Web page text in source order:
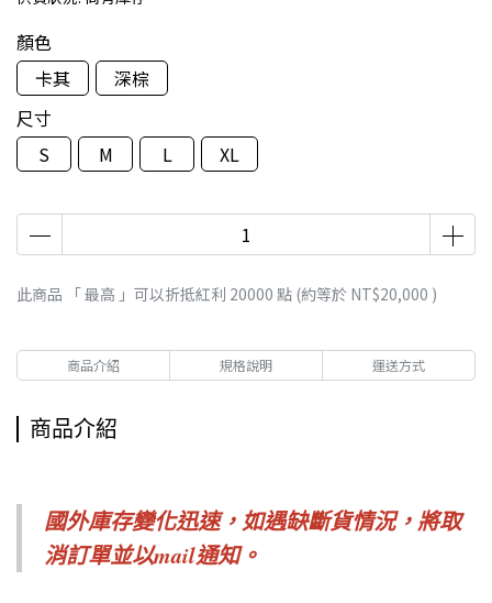
顏色
卡其
深棕
尺寸
S
M L XL
此商品 「 最高 」可以折抵紅利 20000 點 (約等於 NT$20,000 )
商品介紹 規格說明 運送方式
商品介紹
國外庫存變化迅速，如遇缺斷貨情況， 將取
消訂單並以mail通知。